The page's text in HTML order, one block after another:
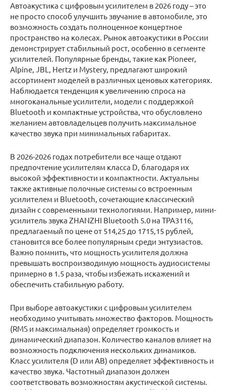
Автоакустика с цифровым усилителем в 2026 году – это
не просто способ улучшить звучание в автомобиле, это
возможность создать полноценное концертное
пространство на колесах. Рынок автоакустики в России
демонстрирует стабильный рост, особенно в сегменте
усилителей. Популярные бренды, такие как Pioneer,
Alpine, JBL, Hertz и Mystery, предлагают широкий
ассортимент моделей в различных ценовых категориях.
Наблюдается тенденция к увеличению спроса на
многоканальные усилители, модели с поддержкой
Bluetooth и компактные устройства, что обусловлено
желанием автовладельцев получить максимальное
качество звука при минимальных габаритах.
В 2026-2026 годах потребители все чаще отдают
предпочтение усилителям класса D, благодаря их
высокой эффективности и компактности. Актуальны
также активные полочные системы со встроенным
усилителем и Bluetooth, сочетающие классический
дизайн с современными технологиями. Например, мини-
усилитель звука ZHANZHI Bluetooth 5.0 на TPA3116,
предлагаемый по цене от 514,25 до 1715,15 рублей,
становится все более популярным среди энтузиастов.
Важно помнить, что мощность усилителя должна
превышать воспроизводимую мощность аудиосистемы
примерно в 1.5 раза, чтобы избежать искажений и
обеспечить стабильную работу.
При выборе автоакустики с цифровым усилителем
необходимо учитывать множество факторов. Мощность
(RMS и максимальная) определяет громкость и
динамический диапазон. Количество каналов влияет на
возможность подключения нескольких динамиков.
Класс усилителя (D или AB) определяет эффективность и
качество звука. Частотный диапазон должен
соответствовать возможностям акустической системы.